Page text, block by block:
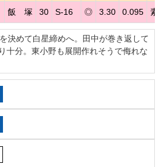
飯 塚 30 S-16 ◎ 3.30 0.095 素
決めて白星締めへ。田中が巻き返して
十分。東小野も展開作れそうで侮れな